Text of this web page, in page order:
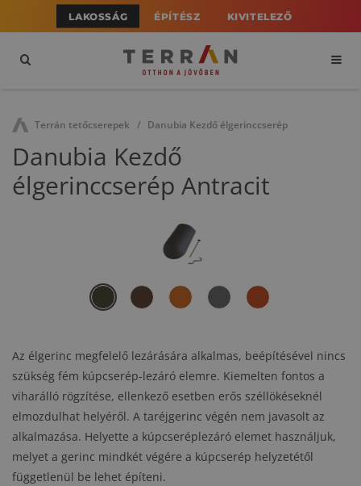
LAKOSSÁG ÉPÍTÉSZ KIVITELEZŐ
Terrán tetőcserepek Danubia Kezdő élgerinccserép
Danubia Kezdő
élgerinccserép Antracit
Az élgerinc megfelelő lezárására alkalmas, beépítésével nincs
szükség fém kúpcserép-lezáró elemre. Kiemelten fontos a
viharálló rögzítése, ellenkező esetben erős széllökéseknél
elmozdulhat helyéről. A taréjgerinc végén nem javasolt az
alkalmazása. Helyette a kúpcseréplezáró elemet használjuk,
melyet a gerinc mindkét végére a kúpcserép helyzetétől
függetlenül be lehet építeni.